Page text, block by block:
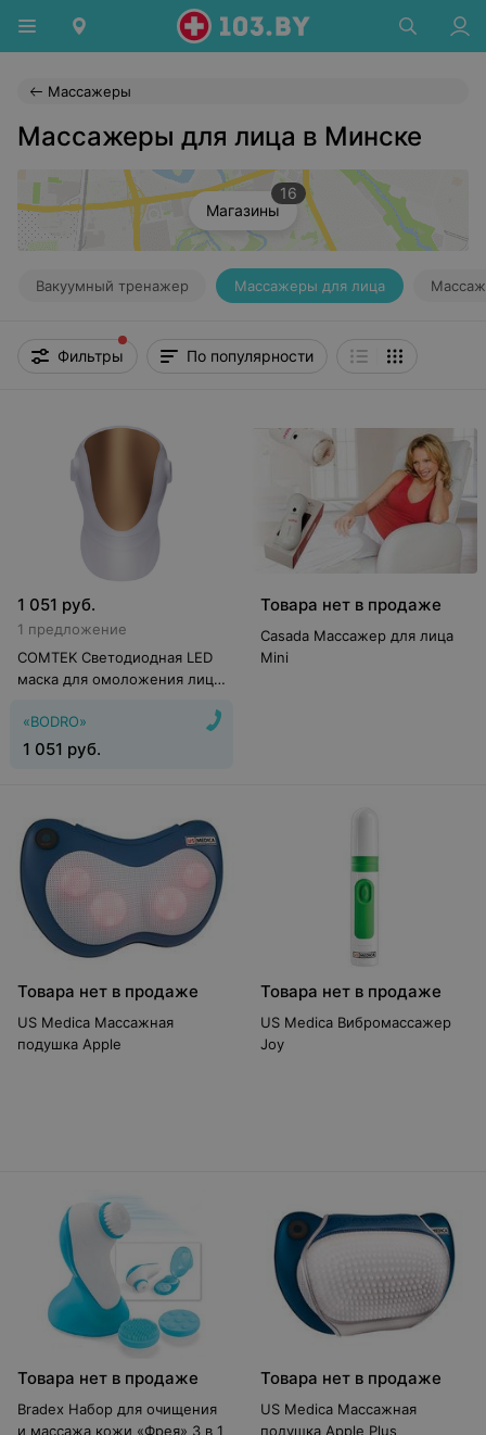
Массажеры
Массажеры для лица в Минске
Магазины
16
Вакуумный тренажер Массажеры для лица
Фильтры По популярности
1 051 руб.
1 предложение
COMTEK Светодиодная LED
маска для омоложения лица
«BODRO»
1 051 руб.
Товара нет в продаже
Casada Массажер для лица
Mini
Товара нет в продаже
US Medica Массажная
подушка Apple
Товара нет в продаже
US Medica Вибромассажер
Joy
Товара нет в продаже
Bradex Набор для очищения
и массажа кожи «Фрея» 3 в 1
Товара нет в продаже
US Medica Массажная
подушка Apple Plus